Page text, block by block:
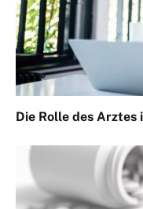
Die Rolle des Arztes